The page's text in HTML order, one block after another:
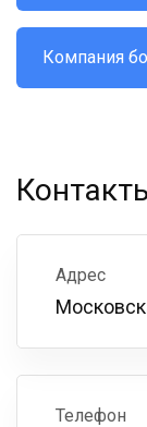
Компания
Адрес
Телефон